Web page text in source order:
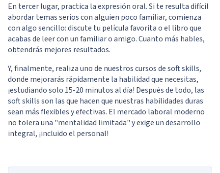
En tercer lugar, practica la expresión oral. Si te resulta difícil
abordar temas serios con alguien poco familiar, comienza
con algo sencillo: discute tu película favorita o el libro que
acabas de leer con un familiar o amigo. Cuanto más hables,
obtendrás mejores resultados.
Y, finalmente, realiza uno de nuestroscursos de soft skills,
donde mejorarás rápidamente la habilidad que necesitas,
¡estudiando solo 15-20 minutos al día! Después de todo, las
soft skills son las que hacen que nuestras habilidades duras
sean más flexibles y efectivas. El mercado laboral moderno
no tolera una "mentalidad limitada" y exige un desarrollo
integral, ¡incluido el personal!